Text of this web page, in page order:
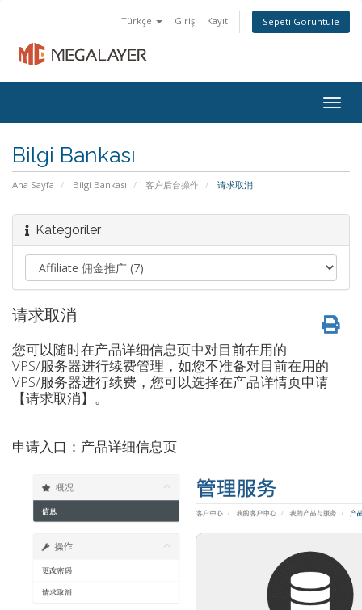
Türkçe Giriş Kayıt Sepeti Görüntüle
Bilgi Bankası
Ana Sayfa Bilgi Bankası 客户后台操作 请求取消
Kategoriler
请求取消
您可以随时在产品详细信息页中对目前在用的
VPS/服务器进行续费管理，如您不准备对目前在用的
VPS/服务器进行续费，您可以选择在产品详情页申请
【请求取消】。
申请入口：产品详细信息页